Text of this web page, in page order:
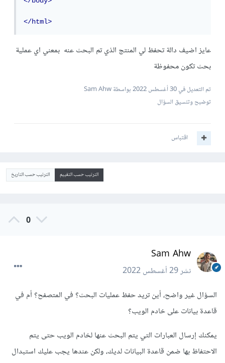
</html>
عايز اضيف دالة تحفظ لي المنتج الذي تم البحث عنه بمعني اي عملية
بحث تكون محفوظة
تم التعديل في30 أغسطس 2022
بواسطة Sam Ahw
توضبح وتنسيق السؤال
اقتباس
الترتيب حسب التقييم الترتيب حسب التاريخ
0
Sam Ahw
نشر29 أغسطس 2022
السؤال غير واضح، أين تريد حفظ عمليات البحث؟ في المتصفح؟ أم في
قاعدة بيانات على خادم الويب؟
يمكنك إرسال العبارات التي يتم البحث عنها لخادم الويب حتى يتم
الاحتفاظ بها ضمن قاعدة البيانات لديك، ولكن عندها يجب عليك استبدال